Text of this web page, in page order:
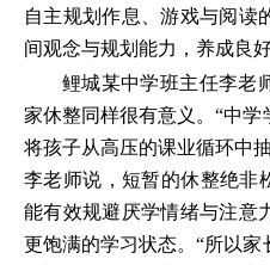
自主规划作息、游戏与阅读
间观念与规划能力，养成良
鲤城某中学班主任李老
家休整同样很有意义。“中
将孩子从高压的课业循环中
李老师说，短暂的休整绝非
能有效规避厌学情绪与注意
更饱满的学习状态。“所以